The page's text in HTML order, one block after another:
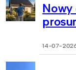
Nowy
14-07-